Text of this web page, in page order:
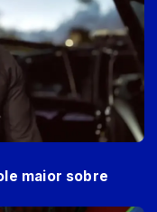
maior sobre